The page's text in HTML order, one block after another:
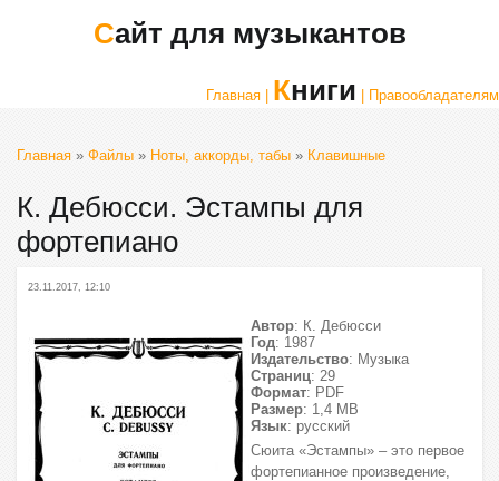
Сайт для музыкантов
Главная | Книги | Правообладателям
Главная » Файлы » Ноты, аккорды, табы » Клавишные
К. Дебюсси. Эстампы для
фортепиано
23.11.2017, 12:10
Автор: К. Дебюсси
Год: 1987
Издательство: Музыка
Страниц: 29
Формат: PDF
Размер: 1,4 МВ
Язык: русский
Сюита «Эстампы» – это первое
фортепианное произведение,